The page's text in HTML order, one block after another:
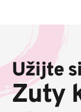
a
í
Užijte
Zuty